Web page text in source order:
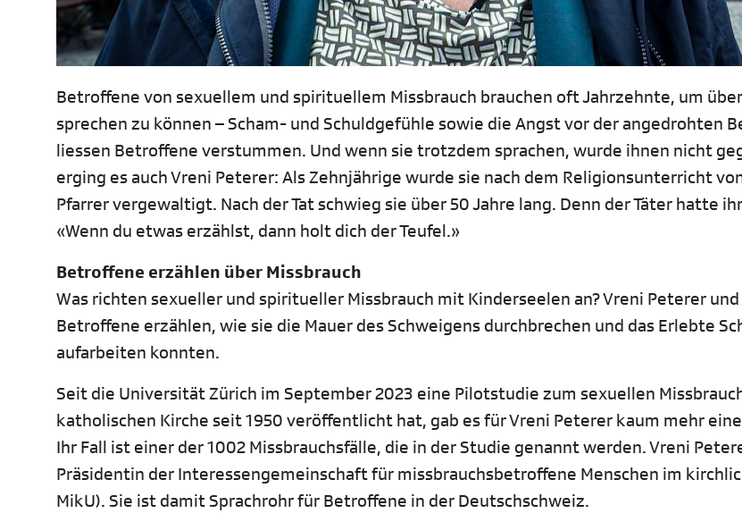
Betroffene von sexuellem und spirituellem Missbrauch brauchen oft Jahrzehnte, um
sprechen zu können – Scham- und Schuldgefühle sowie die Angst vor der angedrohten
liessen Betroffene verstummen. Und wenn sie trotzdem sprachen, wurde ihnen nicht
erging es auch Vreni Peterer: Als Zehnjährige wurde sie nach dem Religionsunterricht
Pfarrer vergewaltigt. Nach der Tat schwieg sie über 50 Jahre lang. Denn der Täter hatte
«Wenn du etwas erzählst, dann holt dich der Teufel.»
Betroffene erzählen über Missbrauch
Was richten sexueller und spiritueller Missbrauch mit Kinderseelen an? Vreni Peterer
Betroffene erzählen, wie sie die Mauer des Schweigens durchbrechen und das Erlebte
aufarbeiten konnten.
Seit die Universität Zürich im September 2023 eine Pilotstudie zum sexuellen
katholischen Kirche seit 1950 veröffentlicht hat, gab es für Vreni Peterer kaum mehr
Ihr Fall ist einer der 1002 Missbrauchsfälle, die in der Studie genannt werden. Vreni
Präsidentin der Interessengemeinschaft für missbrauchsbetroffene Menschen im
MikU). Sie ist damit Sprachrohr für Betroffene in der Deutschschweiz.